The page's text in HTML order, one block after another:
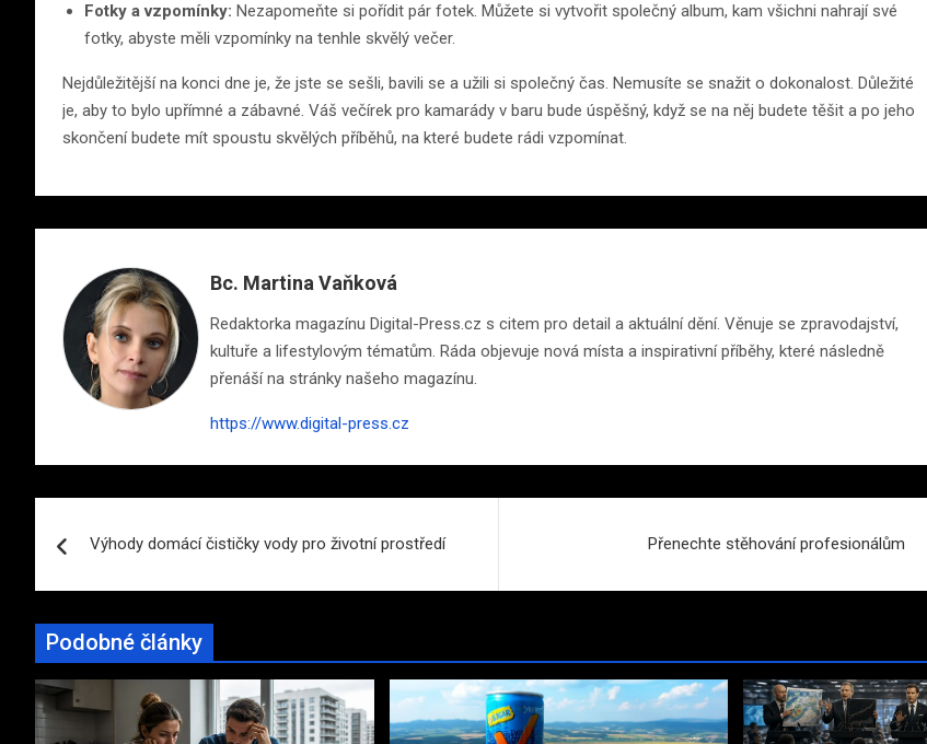
Fotky a vzpomínky: Nezapomeňte si pořídit pár fotek. Můžete si vytvořit společný album, kam všichni nahrají své
fotky, abyste měli vzpomínky na tenhle skvělý večer.
Nejdůležitější na konci dne je, že jste se sešli, bavili se a užili si společný čas. Nemusíte se snažit o dokonalost. Důležité
je, aby to bylo upřímné a zábavné. Váš večírek pro kamarády v baru bude úspěšný, když se na něj budete těšit a po jeho
skončení budete mít spoustu skvělých příběhů, na které budete rádi vzpomínat.
Bc. Martina Vaňková
Redaktorka magazínu Digital-Press.cz s citem pro detail a aktuální dění. Věnuje se zpravodajství,
kultuře a lifestylovým tématům. Ráda objevuje nová místa a inspirativní příběhy, které následně
přenáší na stránky našeho magazínu.
https://www.digital-press.cz
pro
Výhody domácí čističky vody pro životní prostředí Přenechte stěhování profesionálům
Podobné články